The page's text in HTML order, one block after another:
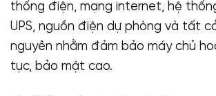
thống điện, mạng internet, hệ
UPS, nguồn điện dự phòng và tất
nguyên nhằm đảm bảo máy chủ
tục, bảo mật cao.